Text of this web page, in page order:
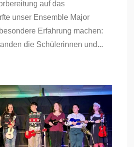
auf das
unser Ensemble Major
Erfahrung machen:
die Schülerinnen und...